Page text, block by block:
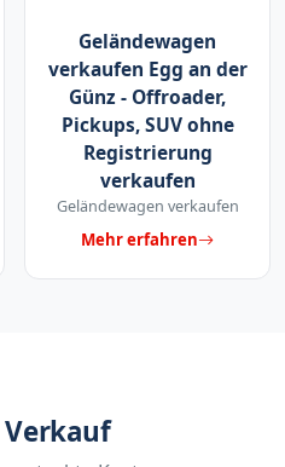
Geländewagen
verkaufen Egg an der
Günz - Offroader,
Pickups, SUV ohne
Registrierung
verkaufen
Geländewagen verkaufen
Mehr erfahren